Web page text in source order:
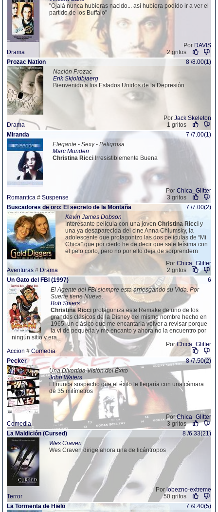
"Ojalá nunca hubieras nacido... así hubiera podido ir a ver el
partido de los Buffalo"
Por DAVIS
Drama
2 gritos
Prozac Nation
8 /8.00(1)
Nación Prozac
Erik Skjoldbjaerg
Bienvenido a los Estados Unidos de la Depresión.
Por Jack Skeleton
Drama
1 gritos
Miranda
7 /7.00(1)
Elegante - Sexy - Peligrosa
Marc Munden
Christina RicciIrresistiblemente Buena
Por Chica_Glitter
Romantica # Suspense
3 gritos
Buscadores de oro: El secreto de la Montaña
7 /7.00(2)
Kevin James Dobson
Interesante película con una joven Christina Ricci y
una ya desaparecida del cine Anna Chlumsky, la
adolescente que protagonizo las dos películas de “Mi
Chica” que por cierto he de decir que sale feísima con
el pelo corto, pero no por ello deja de sorprendern
Por Chica_Glitter
Aventuras # Drama
2 gritos
Un Gato del FBI (1997)
6
El Agente del FBI siempre esta arriesgando su Vida. Por
Suerte tiene Nueve.
Bob Spiers
Christina Ricci protagoniza este Remake de uno de los
grandes clásicos de la Disney del mismo nombre hecho en
1965, un clásico que me encantaría volver a revisar porque
la vi de pequeña y me encanto y ahora no la encuentro por
ningún sitio y era
PorChica_Glitter
Accion # Comedia
Pecker
8 /7.50(2)
Una Divertida Visión del Éxito
John Waters
El nunca sospecho que el éxito le llegaría con una cámara
de 35 milímetros
PorChica_Glitter
Comedia
3 gritos
La Maldición (Cursed)
8 /6.33(21)
Wes Craven
Wes Craven dirige ahora una de licántropos
Porlobezno-extreme
Terror
50 gritos
La Tormenta de Hielo
7 /9.40(5)